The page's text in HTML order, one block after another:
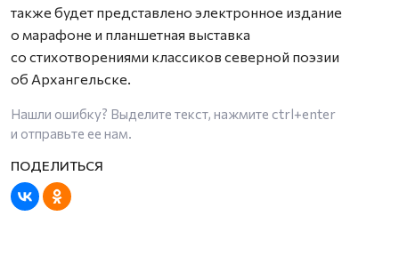
также будет представлено электронное издание
о марафоне и планшетная выставка
со стихотворениями классиков северной поэзии
об Архангельске.
Нашли ошибку? Выделите текст, нажмите ctrl+enter
и отправьте ее нам.